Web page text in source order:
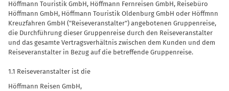
Höffmann Touristik GmbH, Höffmann Fernreisen GmbH, Reisebüro
Höffmann GmbH, Höffmann Touristik Oldenburg GmbH oder Höffmnn
Kreuzfahren GmbH ("Reiseveranstalter") angebotenen Gruppenreise,
die Durchführung dieser Gruppenreise durch den Reiseveranstalter
und das gesamte Vertragsverhältnis zwischen dem Kunden und dem
Reiseveranstalter in Bezug auf die betreffende Gruppenreise.
1.1 Reiseveranstalter ist die
Höffmann Reisen GmbH,